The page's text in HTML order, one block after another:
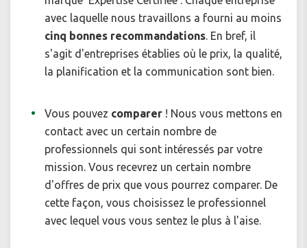
avec laquelle nous travaillons a fourni au moins
cinq bonnes recommandations. En bref, il
s'agit d'entreprises établies où le prix, la qualité,
la planification et la communication sont bien.
Vous pouvez comparer ! Nous vous mettons en
contact avec un certain nombre de
professionnels qui sont intéressés par votre
mission. Vous recevrez un certain nombre
d'offres de prix que vous pourrez comparer. De
cette façon, vous choisissez le professionnel
avec lequel vous vous sentez le plus à l'aise.